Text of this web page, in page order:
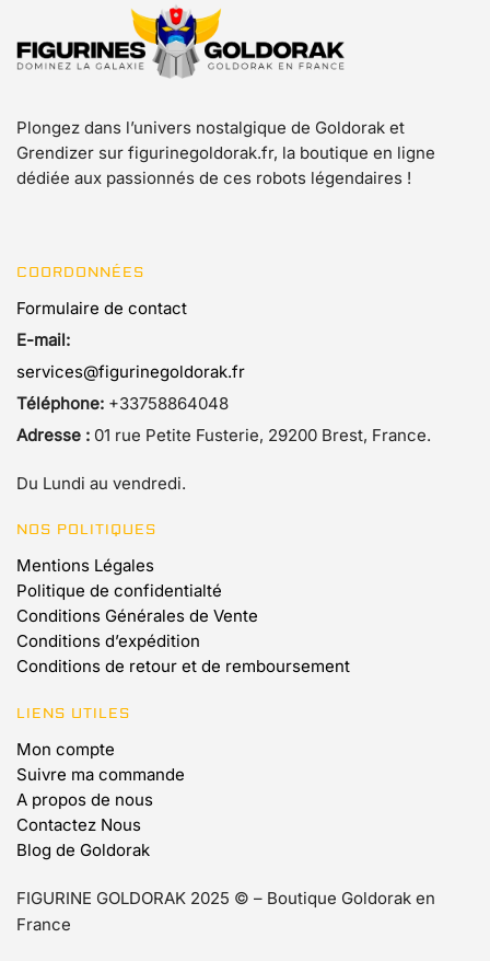
Plongez dans l’univers nostalgique de Goldorak et
Grendizer sur figurinegoldorak.fr, la boutique en ligne
dédiée aux passionnés de ces robots légendaires !
COORDONNÉES
Formulaire de contact
E-mail:
services@figurinegoldorak.fr
Téléphone: +33758864048
Adresse : 01 rue Petite Fusterie, 29200 Brest, France.
Du Lundi au vendredi.
NOS POLITIQUES
Mentions Légales
Politique de confidentialté
Conditions Générales de Vente
Conditions d’expédition
Conditions de retour et de remboursement
LIENS UTILES
Mon compte
Suivre ma commande
A propos de nous
Contactez Nous
Blog de Goldorak
FIGURINE GOLDORAK 2025 © – Boutique Goldorak en
France